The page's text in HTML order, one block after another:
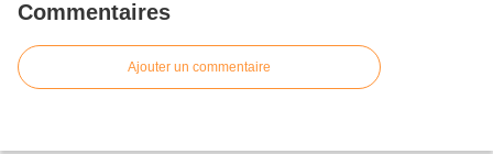
Commentaires
Ajouter un commentaire